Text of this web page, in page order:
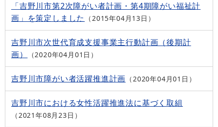
「吉野川市第2次障がい者計画・第4期障がい福祉計
画」を策定しました
2015年04月13日
吉野川市次世代育成支援事業主行動計画（後期計
画）
2020年04月01日
吉野川市障がい者活躍推進計画 2020年04月01日
吉野川市における女性活躍推進法に基づく取組
2021年08月23日